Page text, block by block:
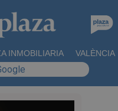
INMOBILIARIA VALÈNCIA